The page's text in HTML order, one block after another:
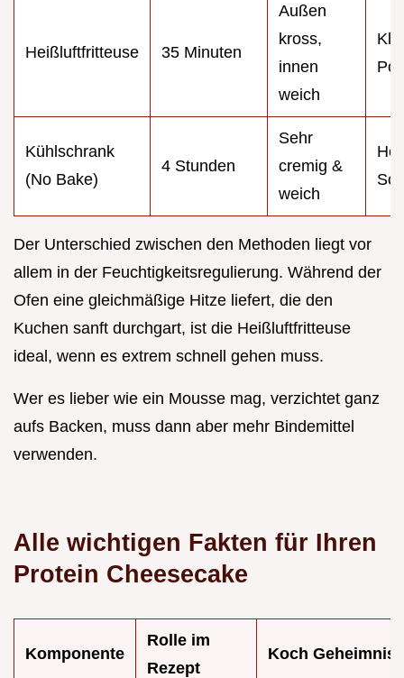
Heißluftfritteuse 35 Minuten
Außen
kross,
innen
weich
Kühlschrank
(No Bake)
4 Stunden
Sehr
cremig &
weich
Der Unterschied zwischen den Methoden liegt vor
allem in der Feuchtigkeitsregulierung. Während der
Ofen eine gleichmäßige Hitze liefert, die den
Kuchen sanft durchgart, ist die Heißluftfritteuse
ideal, wenn es extrem schnell gehen muss.
Wer es lieber wie ein Mousse mag, verzichtet ganz
aufs Backen, muss dann aber mehr Bindemittel
verwenden.
Alle wichtigen Fakten für Ihren
Protein Cheesecake
Komponente
Rolle im
Rezept
Koch Geheimnis